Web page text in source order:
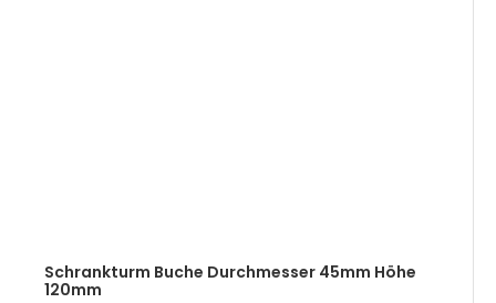
Schrankturm Buche Durchmesser 45mm Höhe
120mm